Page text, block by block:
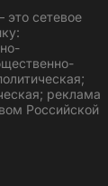
сетевое
реклама
Российской